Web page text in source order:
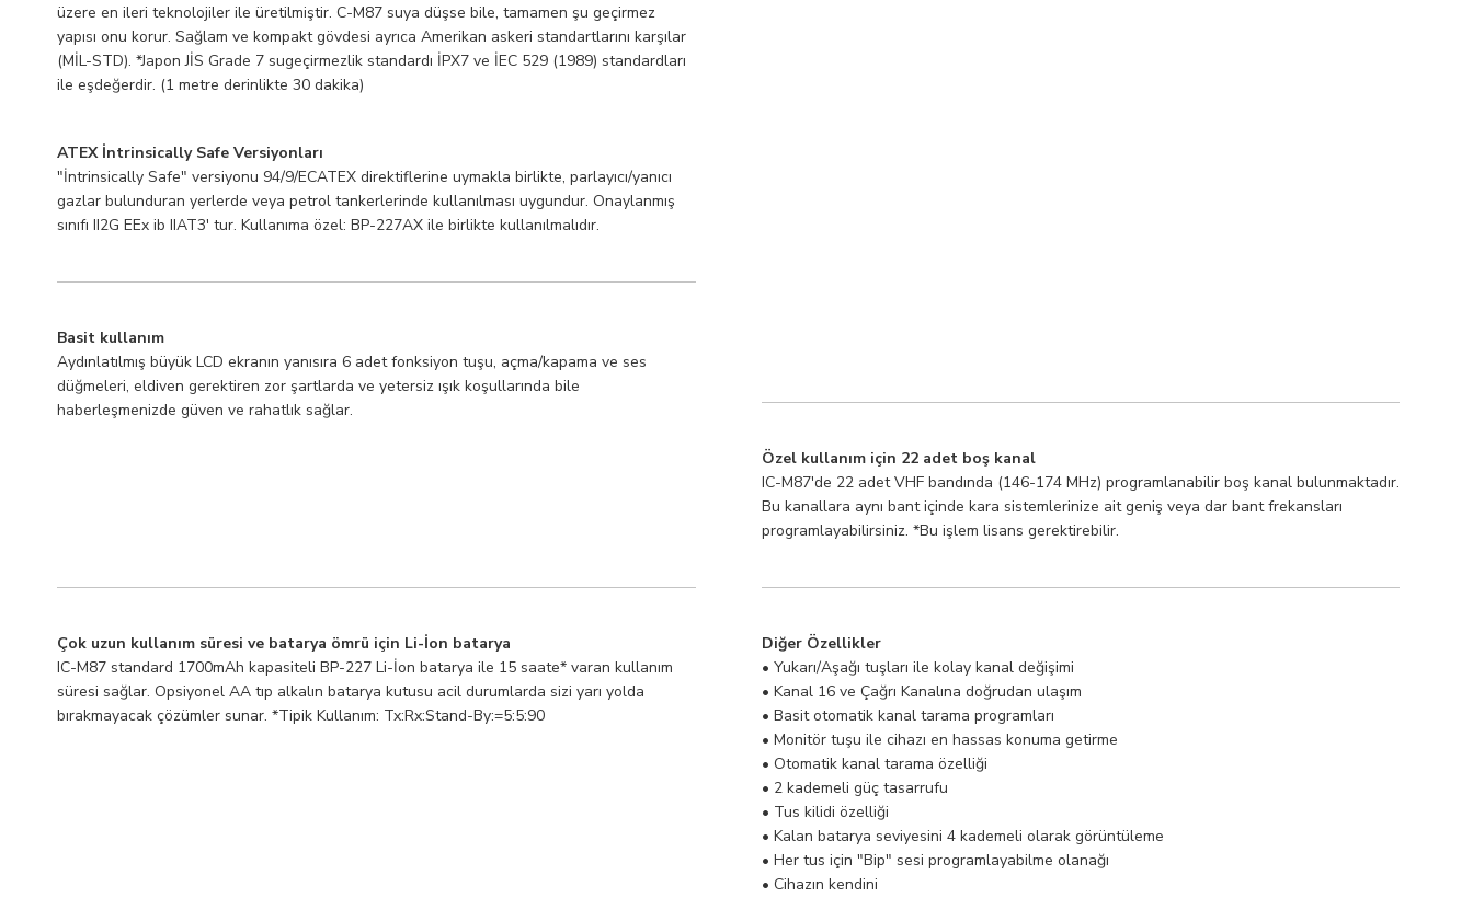
üzere en ileri teknolojiler ile üretilmiştir. C-M87 suya düşse bile, tamamen şu geçirmez
yapısı onu korur. Sağlam ve kompakt gövdesi ayrıca Amerikan askeri standartlarını karşılar
(MİL-STD). *Japon JİS Grade 7 sugeçirmezlik standardı İPX7 ve İEC 529 (1989) standardları
ile eşdeğerdir. (1 metre derinlikte 30 dakika)
ATEX İntrinsically Safe Versiyonları
"İntrinsically Safe" versiyonu 94/9/ECATEX direktiflerine uymakla birlikte, parlayıcı/yanıcı
gazlar bulunduran yerlerde veya petrol tankerlerinde kullanılması uygundur. Onaylanmış
sınıfı II2G EEx ib IIAT3' tur. Kullanıma özel: BP-227AX ile birlikte kullanılmalıdır.
Basit kullanım
Aydınlatılmış büyük LCD ekranın yanısıra 6 adet fonksiyon tuşu, açma/kapama ve ses
düğmeleri, eldiven gerektiren zor şartlarda ve yetersiz ışık koşullarında bile
haberleşmenizde güven ve rahatlık sağlar.
Özel kullanım için 22 adet boş kanal
IC-M87'de 22 adet VHF bandında (146-174 MHz) programlanabilir boş kanal bulunmaktadır.
Bu kanallara aynı bant içinde kara sistemlerinize ait geniş veya dar bant frekansları
programlayabilirsiniz. *Bu işlem lisans gerektirebilir.
Çok uzun kullanım süresi ve batarya ömrü için Li-İon batarya
IC-M87 standard 1700mAh kapasiteli BP-227 Li-İon batarya ile 15 saate* varan kullanım
süresi sağlar. Opsiyonel AA tıp alkalın batarya kutusu acil durumlarda sizi yarı yolda
bırakmayacak çözümler sunar. *Tipik Kullanım: Tx:Rx:Stand-By:=5:5:90
Diğer Özellikler
• Yukarı/Aşağı tuşları ile kolay kanal değişimi
• Kanal 16 ve Çağrı Kanalına doğrudan ulaşım
• Basit otomatik kanal tarama programları
• Monitör tuşu ile cihazı en hassas konuma getirme
• Otomatik kanal tarama özelliği
• 2 kademeli güç tasarrufu
• Tus kilidi özelliği
• Kalan batarya seviyesini 4 kademeli olarak görüntüleme
• Her tus için "Bip" sesi programlayabilme olanağı
• Cihazın kendini